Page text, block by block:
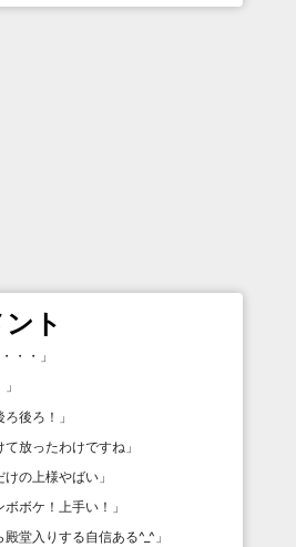
ト
・・ 」
」
後ろ！
」
て放ったわけですね 」
けの上様やばい 」
ボケ！上手い！ 」
殿堂入りする自信ある^_^ 」